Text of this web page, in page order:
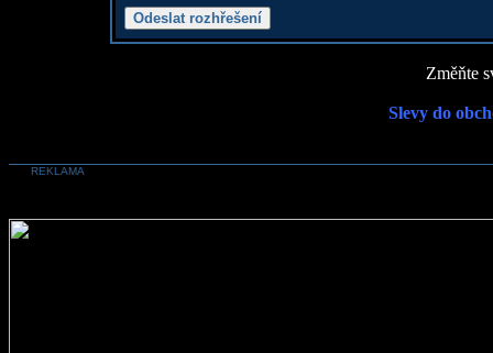
Změňte
Slevy do
REKLAMA